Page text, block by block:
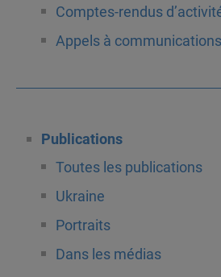
Comptes-rendus
Appels à communications
Publications
Toutes les publications
Ukraine
Portraits
Dans les médias